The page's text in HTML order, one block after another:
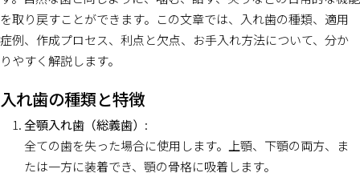
を取り戻すことができます。この文章では、入れ歯の種類、適用
症例、作成プロセス、利点と欠点、お手入れ方法について、分か
りやすく解説します。
入れ歯の種類と特徴
全顎入れ歯（総義歯） :
全ての歯を失った場合に使用します。上顎、下顎の両方、ま
たは一方に装着でき、顎の骨格に吸着します。